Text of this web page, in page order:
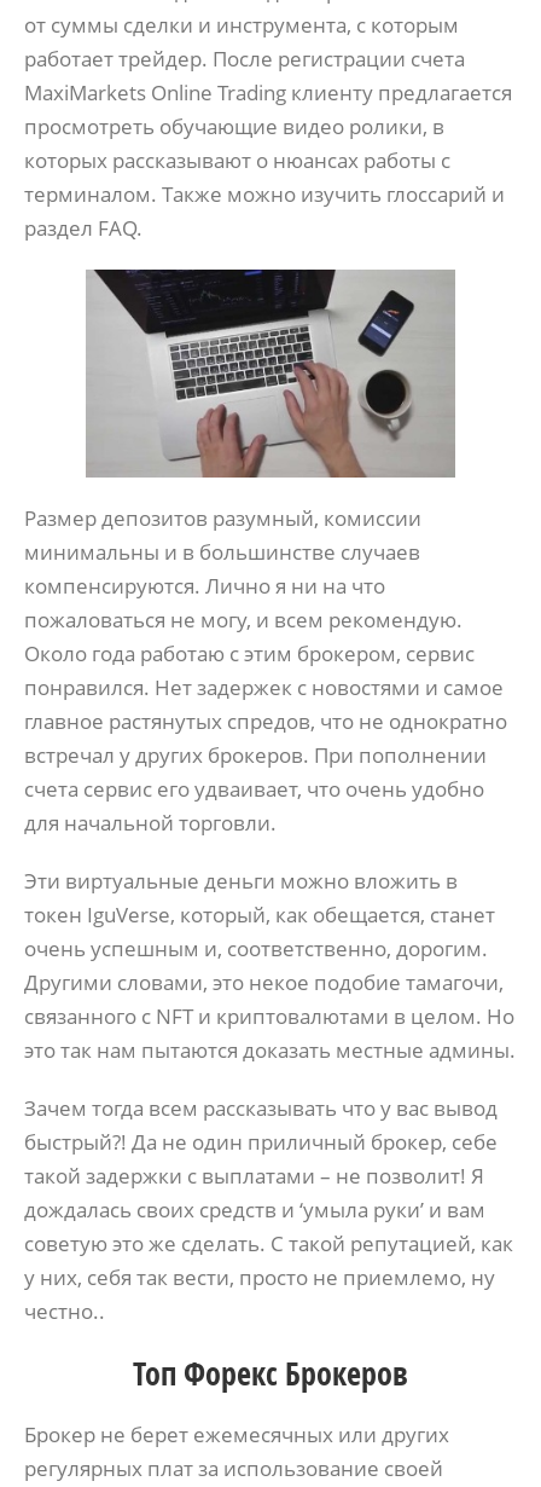
от суммы сделки и инструмента, с которым
работает трейдер. После регистрации счета
MaxiMarkets Online Trading клиенту предлагается
просмотреть обучающие видео ролики, в
которых рассказывают о нюансах работы с
терминалом. Также можно изучить глоссарий и
раздел FAQ.
Размер депозитов разумный, комиссии
минимальны и в большинстве случаев
компенсируются. Лично я ни на что
пожаловаться не могу, и всем рекомендую.
Около года работаю с этим брокером, сервис
понравился. Нет задержек с новостями и самое
главное растянутых спредов, что не однократно
встречал у других брокеров. При пополнении
счета сервис его удваивает, что очень удобно
для начальной торговли.
Эти виртуальные деньги можно вложить в
токен IguVerse, который, как обещается, станет
очень успешным и, соответственно, дорогим.
Другими словами, это некое подобие тамагочи,
связанного с NFT и криптовалютами в целом. Но
это так нам пытаются доказать местные админы.
Зачем тогда всем рассказывать что у вас вывод
быстрый?! Да не один приличный брокер, себе
такой задержки с выплатами – не позволит! Я
дождалась своих средств и ‘умыла руки’ и вам
советую это же сделать. С такой репутацией, как
у них, себя так вести, просто не приемлемо, ну
честно..
Топ Форекс Брокеров
Брокер не берет ежемесячных или других
регулярных плат за использование своей